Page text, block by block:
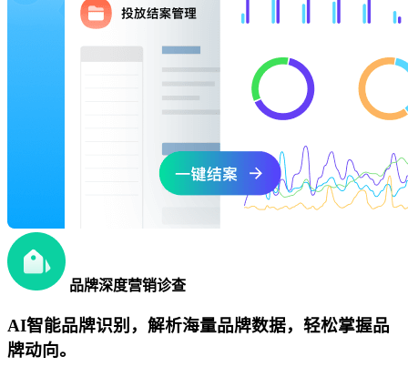
品牌深度营销诊查
AI智能品牌识别，解析海量品牌数据，轻松掌握品
牌动向。